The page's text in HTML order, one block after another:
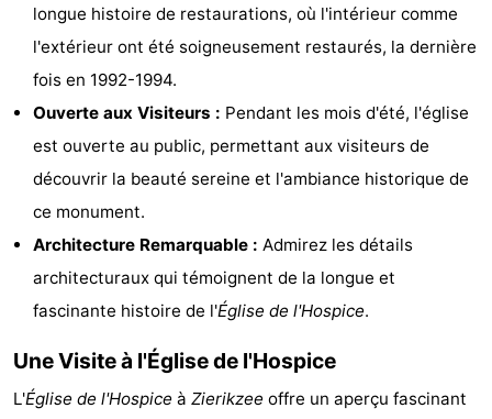
Haamstede
Résidence
Hof
Haamstede
Schouwse
Haert
Wijde
-
Kust
Zonnedorp
-
longue histoire de restaurations, où l'intérieur comme
l'extérieur ont été soigneusement restaurés, la dernière
fois en 1992-1994.
Ouverte aux Visiteurs : Pendant les mois d'été, l'église
est ouverte au public, permettant aux visiteurs de
découvrir la beauté sereine et l'ambiance historique de
ce monument.
Architecture Remarquable : Admirez les détails
architecturaux qui témoignent de la longue et
fascinante histoire de l'Église de l'Hospice.
Une Visite à l'Église de l'Hospice
L'Église de l'Hospice à Zierikzee offre un aperçu fascinant